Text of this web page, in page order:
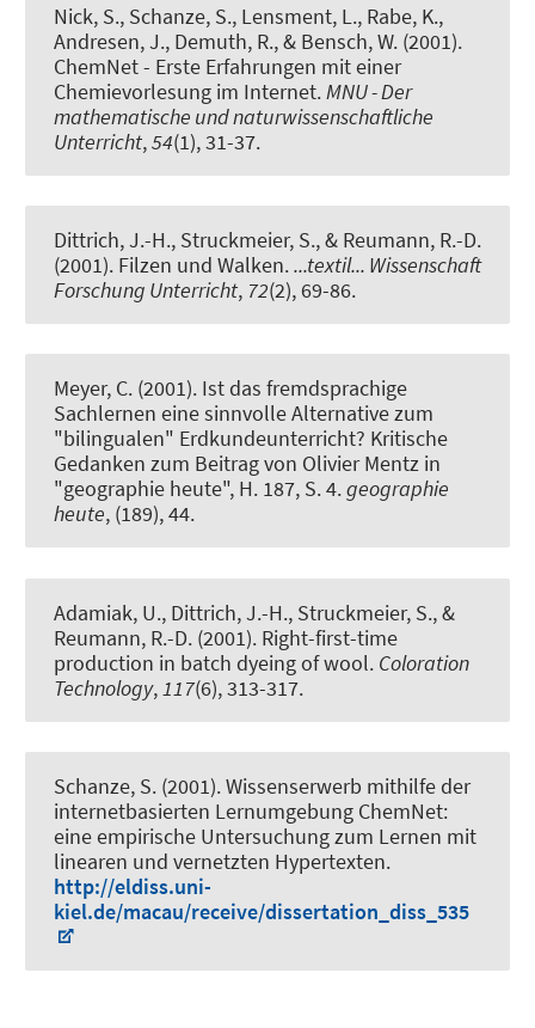
Nick, S., Schanze, S., Lensment, L., Rabe, K.,
Andresen, J., Demuth, R., & Bensch, W. (2001).
ChemNet - Erste Erfahrungen mit einer
Chemievorlesung im Internet.MNU - Der
mathematische und naturwissenschaftliche
Unterricht,54(1), 31-37.
Dittrich, J.-H., Struckmeier, S., & Reumann, R.-D.
(2001). Filzen und Walken....textil... Wissenschaft
Forschung Unterricht, 72(2), 69-86.
Meyer, C. (2001). Ist das fremdsprachige
Sachlernen eine sinnvolle Alternative zum
"bilingualen" Erdkundeunterricht? Kritische
Gedanken zum Beitrag von Olivier Mentz in
"geographie heute", H. 187, S. 4.geographie
heute, (189), 44.
Adamiak, U., Dittrich, J.-H., Struckmeier, S., &
Reumann, R.-D. (2001). Right-first-time
production in batch dyeing of wool. Coloration
Technology, 117(6), 313-317.
Schanze, S. (2001).Wissenserwerb mithilfe der
internetbasierten Lernumgebung ChemNet:
eine empirische Untersuchung zum Lernen mit
linearen und vernetzten Hypertexten.
http://eldiss.uni-
kiel.de/macau/receive/dissertation_diss_535